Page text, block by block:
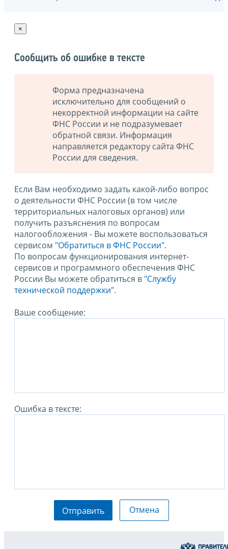
×
Сообщить об ошибке в тексте
Форма предназначена
исключительно для сообщений о
некорректной информации на сайте
ФНС России и не подразумевает
обратной связи. Информация
направляется редактору сайта ФНС
России для сведения.
Если Вам необходимо задать какой-либо вопрос
о деятельности ФНС России (в том числе
территориальных налоговых органов) или
получить разъяснения по вопросам
налогообложения - Вы можете воспользоваться
сервисом "Обратиться в ФНС России".
По вопросам функционирования интернет-
сервисов и программного обеспечения ФНС
России Вы можете обратиться в "Службу
технической поддержки".
Ваше сообщение:
Ошибка в тексте:
Отправить Отмена